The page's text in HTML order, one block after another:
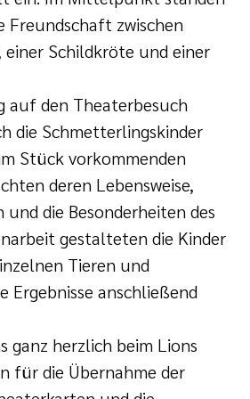
Freundschaft zwischen
Schildkröte und einer
auf den Theaterbesuch
die Schmetterlingskinder
Stück vorkommenden
deren Lebensweise,
und die Besonderheiten des
gestalteten die Kinder
Tieren und
Ergebnisse anschließend
ganz herzlich beim Lions
für die Übernahme der